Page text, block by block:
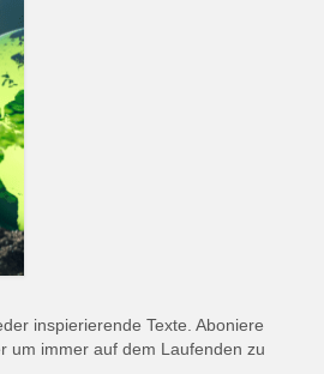
inspierierende Texte. Aboniere
um immer auf dem Laufenden zu